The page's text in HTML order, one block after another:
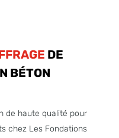
DE
BÉTON
de haute qualité pour
chez Les Fondations